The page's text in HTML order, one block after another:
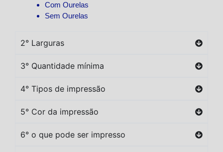
Com Ourelas
Sem Ourelas
2° Larguras
3° Quantidade mínima
4° Tipos de impressão
5° Cor da impressão
6° o que pode ser impresso